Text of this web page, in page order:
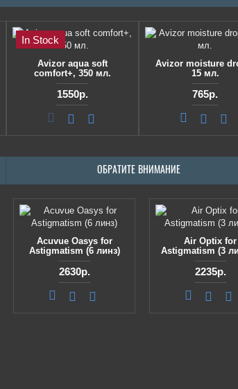
In Stock
Avizor aqua soft
comfort+, 350 мл.
1550р.
Avizor moisture
15 мл.
765р.
ОБРАТИТЕ ВНИМАНИЕ
Acuvue Oasys for
Astigmatism (6 линз)
2630р.
Air Optix for
Astigmatism (3
2235р.